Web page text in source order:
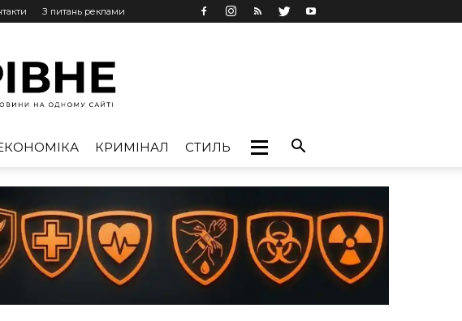
З питань реклами
КРИМІНАЛ СТИЛЬ